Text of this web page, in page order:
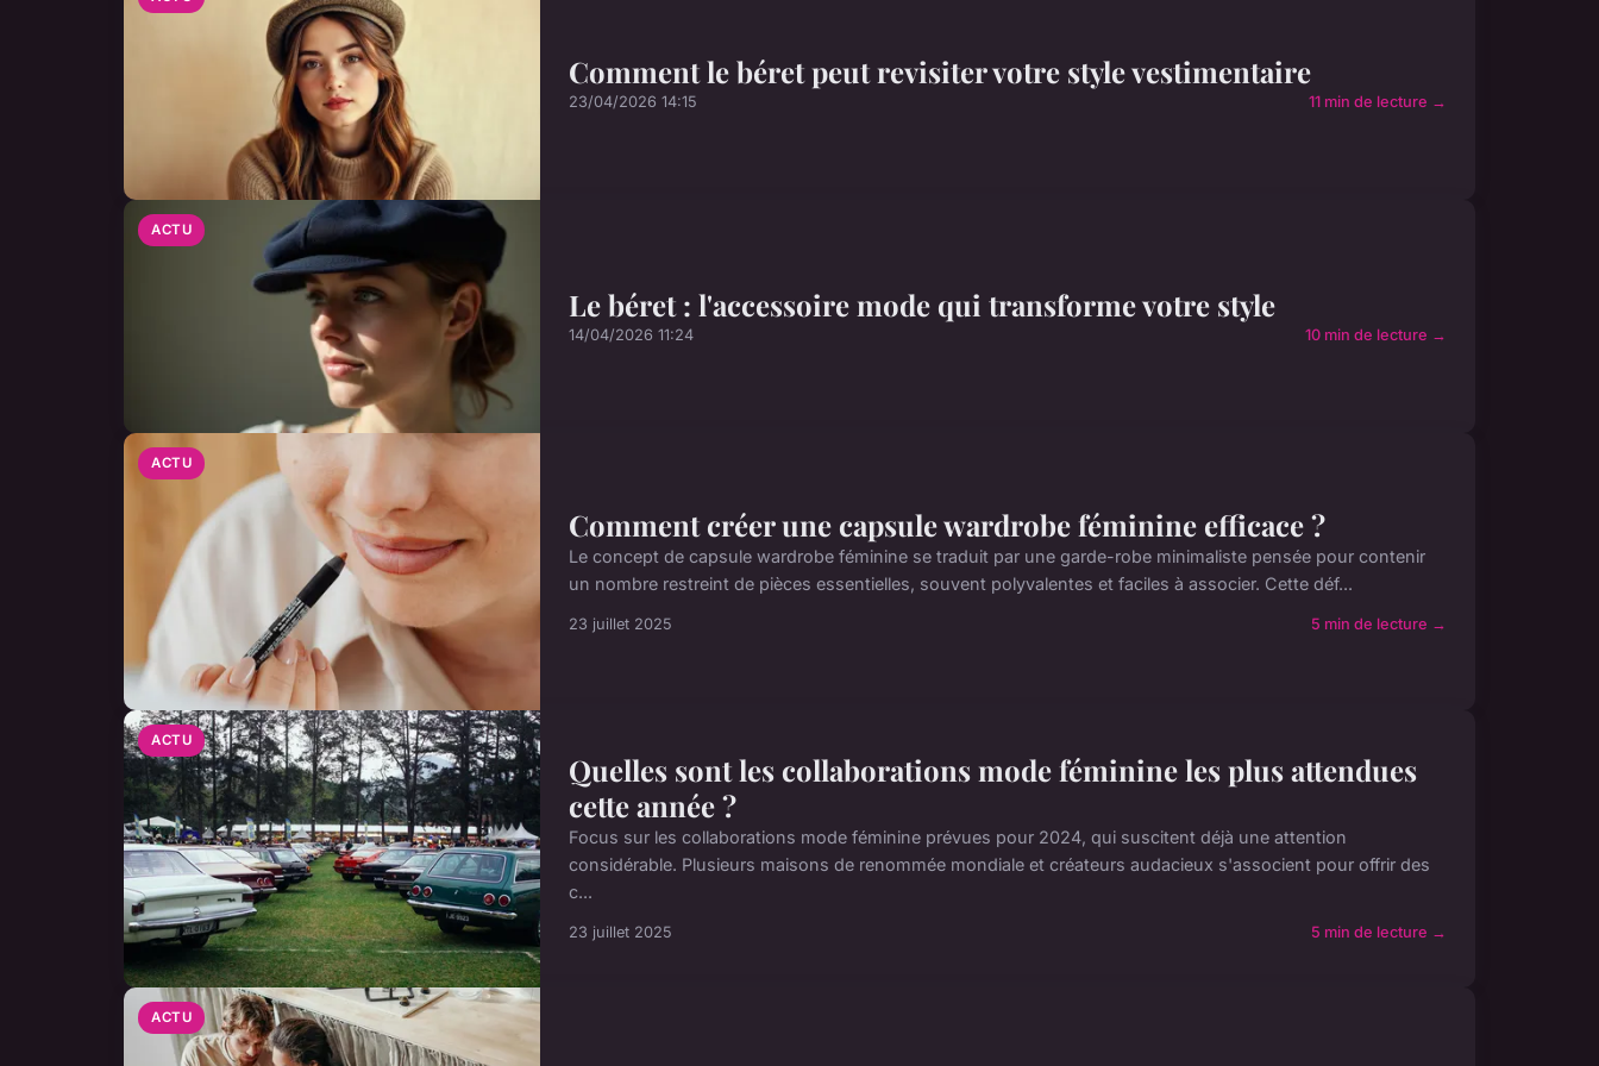
Comment le béret peut revisiter votre style vestimentaire
23/04/2026 14:15 11 min de lecture →
ACTU
Le béret : l'accessoire mode qui transforme votre style
14/04/2026 11:24 10 min de lecture →
ACTU
Comment créer une capsule wardrobe féminine efficace ?
Le concept de capsule wardrobe féminine se traduit par une garde-robe minimaliste pensée pour contenir
un nombre restreint de pièces essentielles, souvent polyvalentes et faciles à associer. Cette déf...
23 juillet 2025 5 min de lecture →
ACTU
Quelles sont les collaborations mode féminine les plus attendues
cette année ?
Focus sur les collaborations mode féminine prévues pour 2024, qui suscitent déjà une attention
considérable. Plusieurs maisons de renommée mondiale et créateurs audacieux s'associent pour offrir des
c...
23 juillet 2025 5 min de lecture →
ACTU